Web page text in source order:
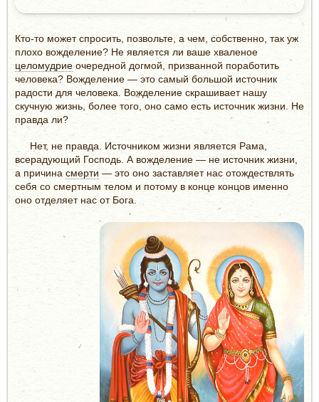
Кто-то может спросить, позвольте, а чем, собственно, так уж
плохо вожделение? Не является ли ваше хваленое
целомудрие очередной догмой, призванной поработить
человека? Вожделение — это самый большой источник
радости для человека. Вожделение скрашивает нашу
скучную жизнь, более того, оно само есть источник жизни. Не
правда ли?
Нет, не правда. Источником жизни является Рама,
всерадующий Господь. А вожделение — не источник жизни,
а причина смерти — это оно заставляет нас отождествлять
себя со смертным телом и потому в конце концов именно
оно отделяет нас от Бога.